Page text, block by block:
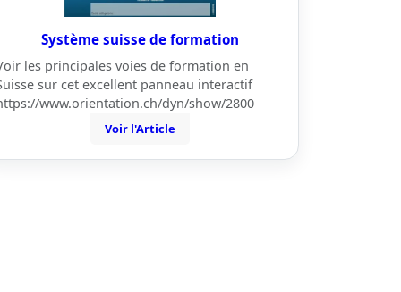
Système suisse de formation
les principales voies de formation en
sur cet excellent panneau interactif
www.orientation.ch/dyn/show/2800
Voir l'Article